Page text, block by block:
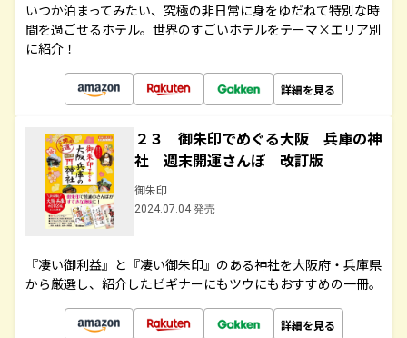
いつか泊まってみたい、究極の非日常に身をゆだねて特別な時
間を過ごせるホテル。世界のすごいホテルをテーマ×エリア別
に紹介！
詳細を見る
２３ 御朱印でめぐる大阪 兵庫の神
社 週末開運さんぽ 改訂版
御朱印
2024.07.04 発売
『凄い御利益』と『凄い御朱印』のある神社を大阪府・兵庫県
から厳選し、紹介したビギナーにもツウにもおすすめの一冊。
詳細を見る